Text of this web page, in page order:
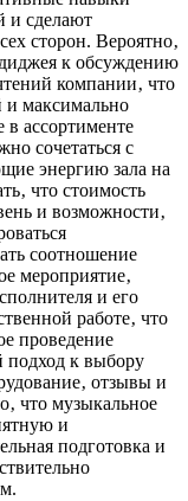
и сделают
сторон. Вероятно‚
к обсуждению
компании‚ что
и максимально
ассортименте
сочетаться с
энергию зала на
что стоимость
и возможности‚
соотношение
мероприятие‚
и его
работе‚ что
проведение
подход к выбору
отзывы и
что музыкальное
и
подготовка и